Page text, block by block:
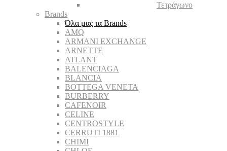
Τετράγωνο
Brands
Όλα μας τα Brands
AMQ
ARMANI EXCHANGE
ARNETTE
ATLANT
BALENCIAGA
BLANCIA
BOTTEGA VENETA
BURBERRY
CAFENOIR
CELINE
CENTROSTYLE
CERRUTI 1881
CHIMI